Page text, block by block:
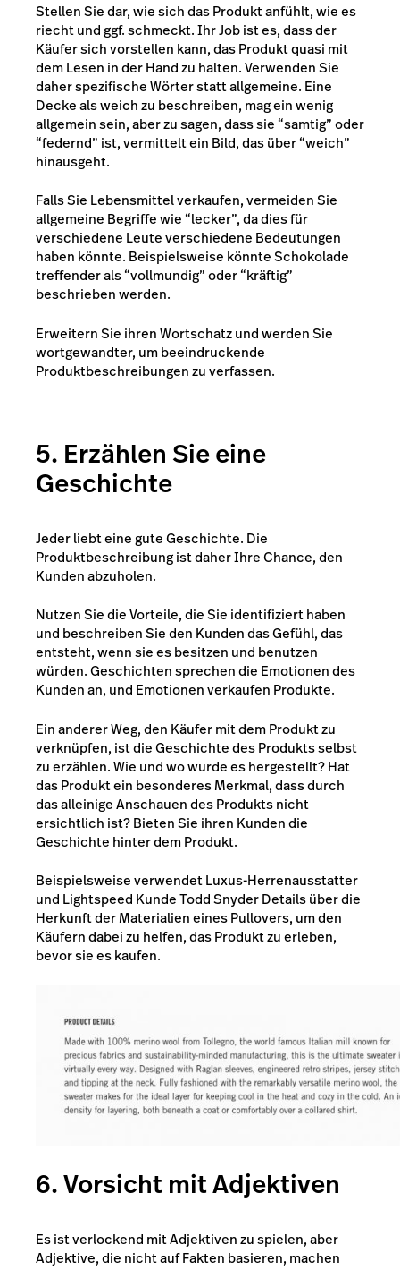
Stellen Sie dar, wie sich das Produkt anfühlt, wie es
riecht und ggf. schmeckt. Ihr Job ist es, dass der
Käufer sich vorstellen kann, das Produkt quasi mit
dem Lesen in der Hand zu halten. Verwenden Sie
daher spezifische Wörter statt allgemeine. Eine
Decke als weich zu beschreiben, mag ein wenig
allgemein sein, aber zu sagen, dass sie “samtig” oder
“federnd” ist, vermittelt ein Bild, das über “weich”
hinausgeht.
Falls Sie Lebensmittel verkaufen, vermeiden Sie
allgemeine Begriffe wie “lecker”, da dies für
verschiedene Leute verschiedene Bedeutungen
haben könnte. Beispielsweise könnte Schokolade
treffender als “vollmundig” oder “kräftig”
beschrieben werden.
Erweitern Sie ihren Wortschatz und werden Sie
wortgewandter, um beeindruckende
Produktbeschreibungen zu verfassen.
5. Erzählen Sie eine
Geschichte
Jeder liebt eine gute Geschichte. Die
Produktbeschreibung ist daher Ihre Chance, den
Kunden abzuholen.
Nutzen Sie die Vorteile, die Sie identifiziert haben
und beschreiben Sie den Kunden das Gefühl, das
entsteht, wenn sie es besitzen und benutzen
würden. Geschichten sprechen die Emotionen des
Kunden an, und Emotionen verkaufen Produkte.
Ein anderer Weg, den Käufer mit dem Produkt zu
verknüpfen, ist die Geschichte des Produkts selbst
zu erzählen. Wie und wo wurde es hergestellt? Hat
das Produkt ein besonderes Merkmal, dass durch
das alleinige Anschauen des Produkts nicht
ersichtlich ist? Bieten Sie ihren Kunden die
Geschichte hinter dem Produkt.
Beispielsweise verwendet Luxus-Herrenausstatter
und Lightspeed KundeTodd SnyderDetails über die
Herkunft der Materialien eines Pullovers, um den
Käufern dabei zu helfen, das Produkt zu erleben,
bevor sie es kaufen.
6. Vorsicht mit Adjektiven
Es ist verlockend mit Adjektiven zu spielen, aber
Adjektive, die nicht auf Fakten basieren, machen